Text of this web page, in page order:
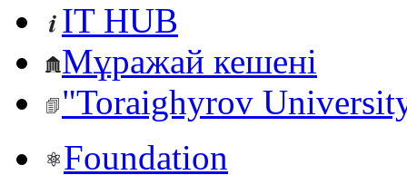
IT HUB
Мұражай кешені
"Toraighyrov
Foundation